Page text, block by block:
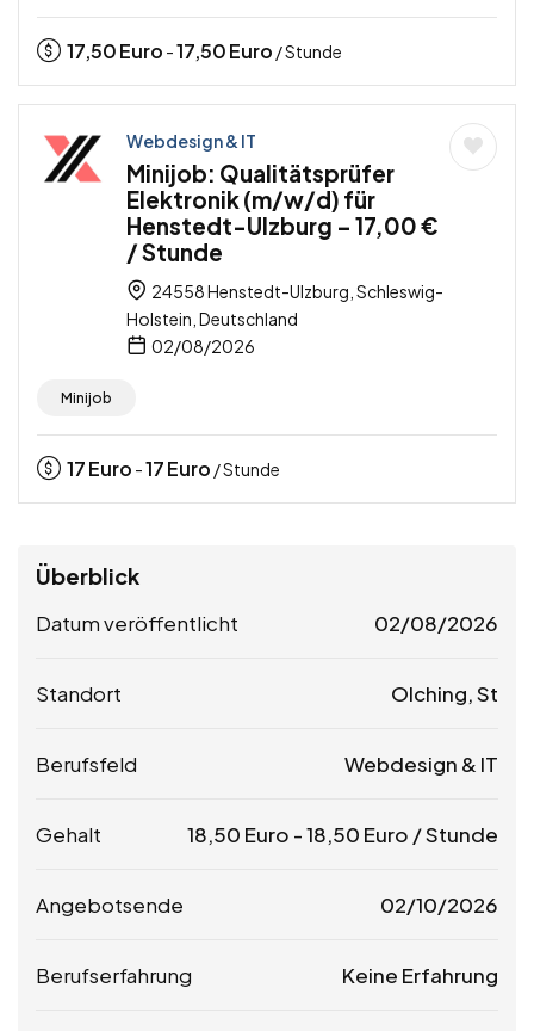
17,50Euro -17,50Euro / Stunde
Webdesign & IT
Minijob: Qualitätsprüfer
Elektronik (m/w/d) für
Henstedt-Ulzburg – 17,00 €
/ Stunde
24558 Henstedt-Ulzburg, Schleswig-
Holstein, Deutschland
02/08/2026
Minijob
17Euro -17Euro / Stunde
Überblick
Datum veröffentlicht 02/08/2026
Standort Olching, St
Berufsfeld Webdesign & IT
Gehalt 18,50 Euro -18,50 Euro / Stunde
Angebotsende 02/10/2026
Berufserfahrung Keine Erfahrung